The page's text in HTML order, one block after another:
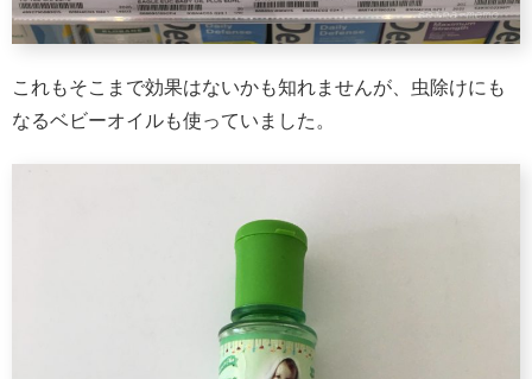
これもそこまで効果はないかも知れませんが、虫除けにも
なるベビーオイルも使っていました。